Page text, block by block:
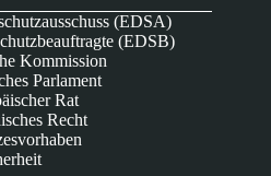
(EDSA)
(EDSB)
Kommission
Parlament
Rat
Recht